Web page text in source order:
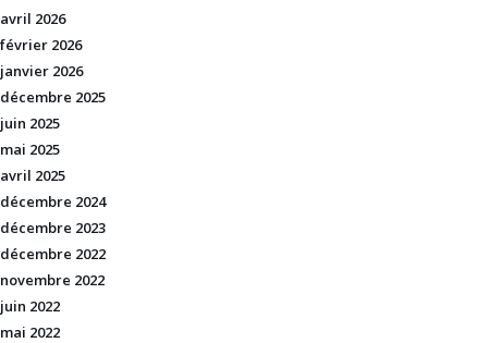
avril 2026
février 2026
janvier 2026
décembre 2025
juin 2025
mai 2025
avril 2025
décembre 2024
décembre 2023
décembre 2022
novembre 2022
juin 2022
mai 2022